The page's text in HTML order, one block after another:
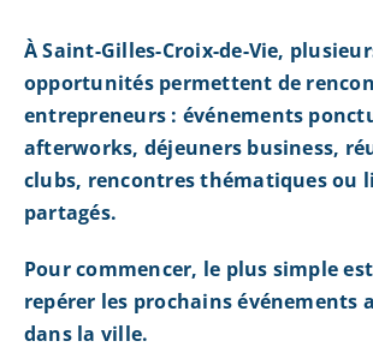
À Saint-Gilles-Croix-de-Vie,
opportunités permettent de
entrepreneurs : événements
afterworks, déjeuners business,
clubs, rencontres thématiques ou
partagés.
Pour commencer, le plus simple
repérer les prochains événements
dans la ville.